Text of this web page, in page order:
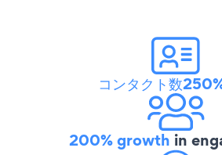
コンタクト数
200% growth in